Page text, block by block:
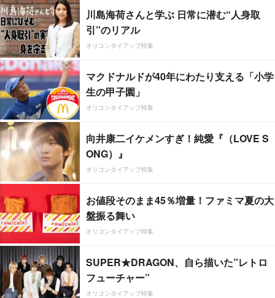
川島海荷さんと学ぶ 日常に潜む“人身取
引”のリアル
オリコンタイアップ特集
マクドナルドが40年にわたり支える「小学
生の甲子園」
オリコンタイアップ特集
向井康二イケメンすぎ！純愛『（LOVE S
ONG）』
オリコンタイアップ特集
お値段そのまま45％増量！ファミマ夏の大
盤振る舞い
オリコンタイアップ特集
SUPER★DRAGON、自ら描いた”レトロ
フューチャー”
オリコンタイアップ特集